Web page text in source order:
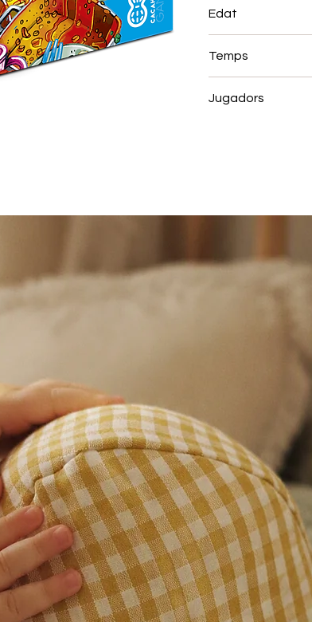
i el nostre objectiu
nombre de atuells.
que fregar. Les
Edat
Temps
Jugadors